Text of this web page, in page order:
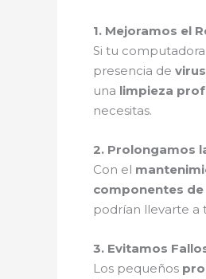
1. Mejoramos el
Si tu
presencia de virus
una limpieza
necesitas.
2. Prolongamos
Con el
componentes
podrían llevarte a
3. Evitamos
Los pequeños